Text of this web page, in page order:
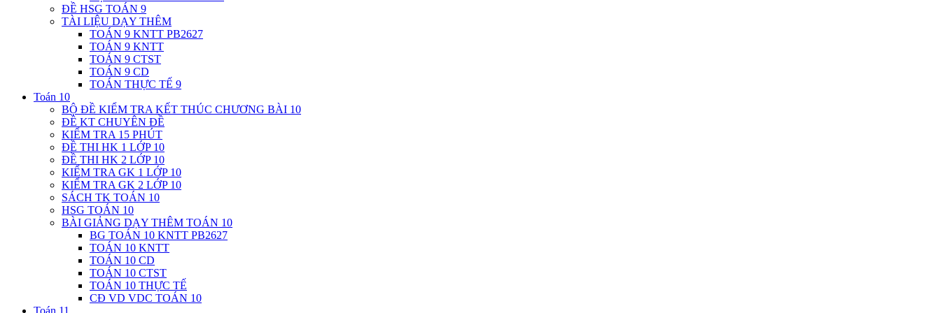
ĐỀ HSG TOÁN 9
TÀI LIỆU DẠY THÊM
TOÁN 9 KNTT PB2627
TOÁN 9 KNTT
TOÁN 9 CTST
TOÁN 9 CD
TOÁN THỰC TẾ 9
Toán 10
BỘ ĐỀ KIỂM TRA KẾT THÚC CHƯƠNG BÀI 10
ĐỀ KT CHUYÊN ĐỀ
KIỂM TRA 15 PHÚT
ĐỀ THI HK 1 LỚP 10
ĐỀ THI HK 2 LỚP 10
KIỂM TRA GK 1 LỚP 10
KIỂM TRA GK 2 LỚP 10
SÁCH TK TOÁN 10
HSG TOÁN 10
BÀI GIẢNG DẠY THÊM TOÁN 10
BG TOÁN 10 KNTT PB2627
TOÁN 10 KNTT
TOÁN 10 CD
TOÁN 10 CTST
TOÁN 10 THỰC TẾ
CĐ VD VDC TOÁN 10
Toán 11